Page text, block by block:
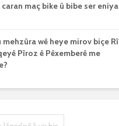
caran maç bike û bibe ser eniya
mehzûra wê heye mirov biçe Rî
Pîroz ê Pêxemberê me